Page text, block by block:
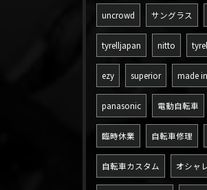
uncrowd サングラス
tyrelljapan nitto
ezy superior made
panasonic 電動自転車
臨時休業 自転車修理
自転車カスタム オシャ